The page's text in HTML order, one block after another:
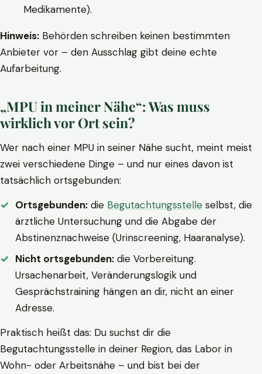
Medikamente).
Hinweis: Behörden schreiben keinen bestimmten
Anbieter vor – den Ausschlag gibt deine echte
Aufarbeitung.
„MPU in meiner Nähe“: Was muss
wirklich vor Ort sein?
Wer nach einer MPU in seiner Nähe sucht, meint meist
zwei verschiedene Dinge – und nur eines davon ist
tatsächlich ortsgebunden:
Ortsgebunden: die Begutachtungsstelle selbst, die
ärztliche Untersuchung und die Abgabe der
Abstinenznachweise (Urinscreening, Haaranalyse).
Nicht ortsgebunden: die Vorbereitung.
Ursachenarbeit, Veränderungslogik und
Gesprächstraining hängen an dir, nicht an einer
Adresse.
Praktisch heißt das: Du suchst dir die
Begutachtungsstelle in deiner Region, das Labor in
Wohn- oder Arbeitsnähe – und bist bei der